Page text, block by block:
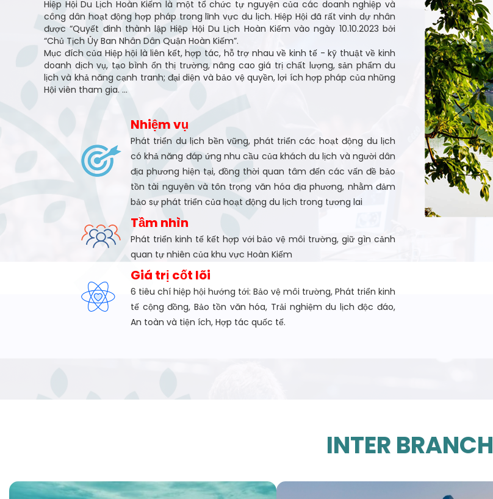
Hiệp Hội Du Lịch Hoàn Kiếm là một tổ chức tự nguyện của các doanh nghiệp và
công dân hoạt động hợp pháp trong lĩnh vực du lịch. Hiệp Hội đã rất vinh dự nhân
được “Quyết đinh thành lập Hiệp Hội Du Lịch Hoàn Kiếm vào ngày 10.10.2023 bởi
“Chủ Tịch Ủy Ban Nhân Dân Quận Hoàn Kiếm”.
Mục đích của Hiệp hội là liên kết, hợp tác, hỗ trợ nhau về kinh tế - kỹ thuật về kinh
doanh dịch vụ, tạo bình ổn thị trường, nâng cao giá trị chất lượng, sản phẩm du
lịch và khả năng cạnh tranh; đại diện và bảo vệ quyền, lợi ích hợp pháp của những
Hội viên tham gia. ...
Nhiệm vụ
Phát triển du lịch bền vững, phát triển các hoạt động du lịch
có khả năng đáp ứng nhu cầu của khách du lịch và người dân
địa phương hiện tại, đồng thời quan tâm đến các vấn đề bảo
tồn tài nguyên và tôn trọng văn hóa địa phương, nhằm đảm
bảo sự phát triển của hoạt động du lịch trong tương lai
Tầm nhìn
Phát triển kinh tế kết hợp với bảo vệ môi trường, giữ gìn cảnh
quan tự nhiên của khu vực Hoàn Kiếm
Giá trị cốt lõi
6 tiêu chí hiệp hội hướng tới: Bảo vệ môi trường, Phát triển kinh
tế cộng đồng, Bảo tồn văn hóa, Trải nghiệm du lịch độc đáo,
An toàn và tiện ích, Hợp tác quốc tế.
INTER BRANCH